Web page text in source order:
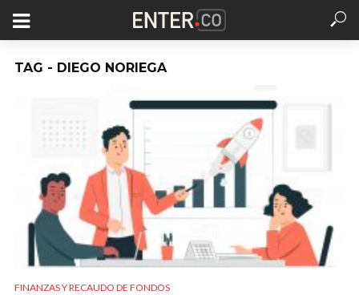
TAG - DIEGO NORIEGA
FINANZAS Y RECAUDO DE FONDOS